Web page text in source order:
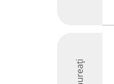
Laureați